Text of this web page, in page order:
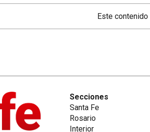
Este
Secciones
Santa Fe
Rosario
Interior